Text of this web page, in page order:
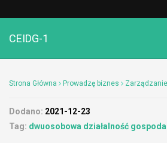
CEIDG-1
Strona Główna Prowadzę biznes Zarządzanie
Dodano: 2021-12-23
Tag: dwuosobowa działalność